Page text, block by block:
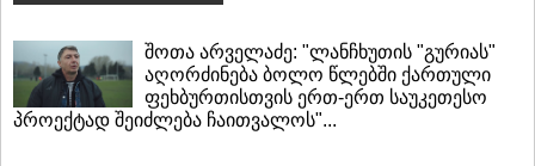
შოთა არველაძე: "ლანჩხუთის "გურიას"
აღორძინება ბოლო წლებში ქართული
ფეხბურთისთვის ერთ-ერთ საუკეთესო
პროექტად შეიძლება ჩაითვალოს"...